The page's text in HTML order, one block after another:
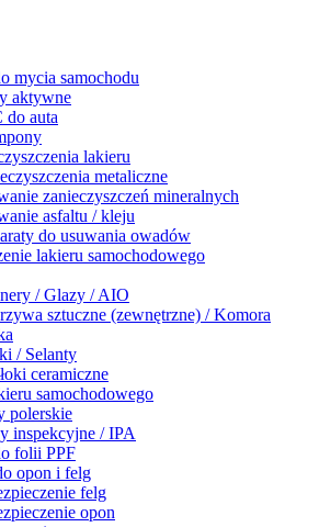
mycia samochodu
aktywne
do auta
lakieru
metaliczne
zanieczyszczeń mineralnych
asfaltu / kleju
do usuwania owadów
lakieru samochodowego
/ Glazy / AIO
sztuczne (zewnętrzne) / Komora
/ Selanty
ceramiczne
samochodowego
polerskie
inspekcyjne / IPA
folii PPF
opon i felg
felg
opon